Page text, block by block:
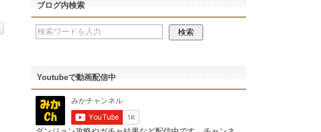
ブログ内検索
Youtubeで動画配信中